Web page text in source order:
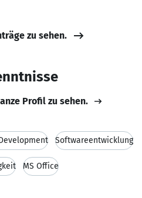
zu sehen.
Profil zu sehen.
Softwareentwicklung
MS Office